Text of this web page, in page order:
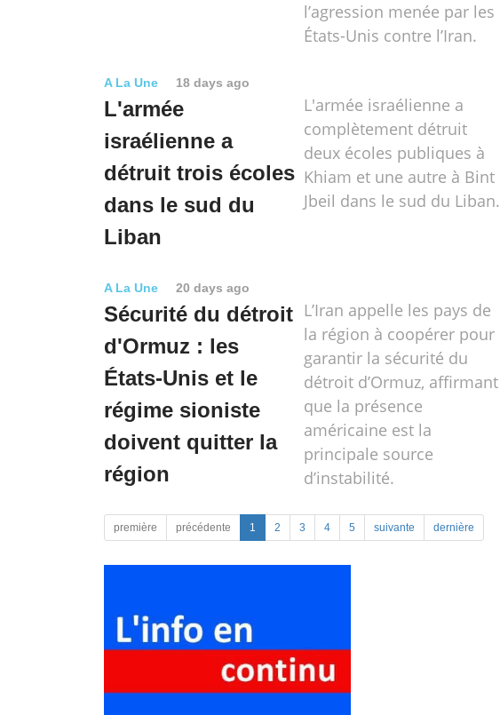
l’agression menée par les
États-Unis contre l’Iran.
A La Une 18 days ago
L'armée
israélienne a
détruit trois écoles
dans le sud du
Liban
L'armée israélienne a
complètement détruit
deux écoles publiques à
Khiam et une autre à Bint
Jbeil dans le sud du Liban.
A La Une 20 days ago
Sécurité du détroit
d'Ormuz : les
États-Unis et le
régime sioniste
doivent quitter la
région
L’Iran appelle les pays de
la région à coopérer pour
garantir la sécurité du
détroit d’Ormuz, affirmant
que la présence
américaine est la
principale source
d’instabilité.
première précédente 1 2 3 4 5 suivante dernière